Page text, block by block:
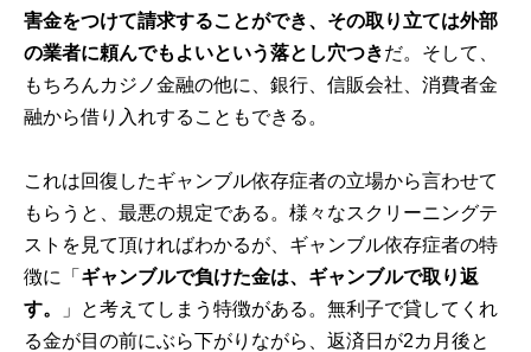
害金をつけて請求することができ、その取り立ては外部
の業者に頼んでもよいという落とし穴つきだ。そして、
もちろんカジノ金融の他に、銀行、信販会社、消費者金
融から借り入れすることもできる。
これは回復したギャンブル依存症者の立場から言わせて
もらうと、最悪の規定である。様々なスクリーニングテ
ストを見て頂ければわかるが、ギャンブル依存症者の特
徴に「 ギャンブルで負けた金は、ギャンブルで取り返
す。
」と考えてしまう特徴がある。無利子で貸してくれ
る金が目の前にぶら下がりながら、返済日が2カ月後と